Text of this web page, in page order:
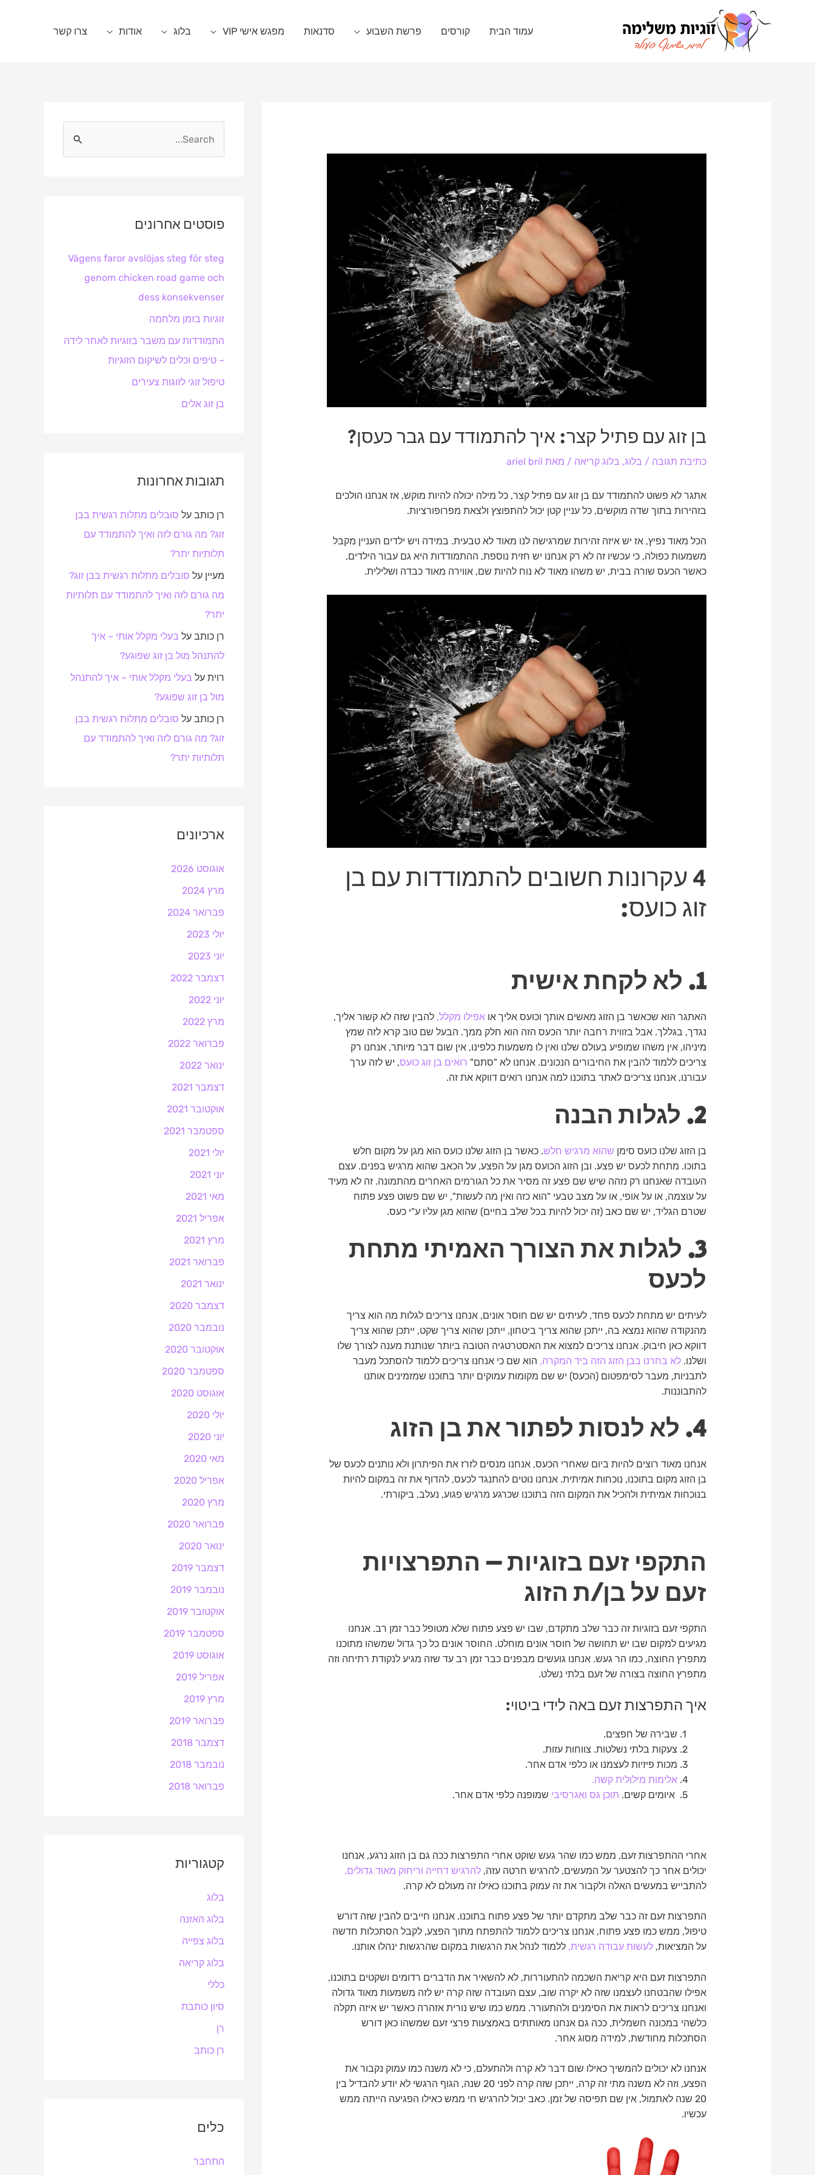
עמוד הבית קורסים פרשת השבוע סדנאות מפגש אישי VIP בלוג אודות צרו קשר
בן זוג עם פתיל קצר: איך להתמודד עם גבר כעסן?
כתיבת תגובה / בלוג, בלוג קריאה / מאת ariel bril
אתגר לא פשוט להתמודד עם בן זוג עם פתיל קצר, כל מילה יכולה להיות מוקש, אז אנחנו הולכים
בזהירות בתוך שדה מוקשים, כל עניין קטן יכול להתפוצץ ולצאת מפרופורציות.
הכל מאוד נפיץ, אז יש איזה זהירות שמרגישה לנו מאוד לא טבעית. במידה ויש ילדים העניין מקבל
משמעות כפולה, כי עכשיו זה לא רק אנחנו יש חזית נוספת, ההתמודדות היא גם עבור הילדים,
כאשר הכעס שורה בבית, יש משהו מאוד לא נוח להיות שם, אווירה מאוד כבדה ושלילית.
4 עקרונות חשובים להתמודדות עם בן
זוג כועס:
1. לא לקחת אישית
האתגר הוא שכאשר בן הזוג מאשים אותך וכועס אליך או אפילו מקלל, להבין שזה לא קשור אליך,
נגדך, בגללך. אבל בזווית רחבה יותר הכעס הזה הוא חלק ממך. הבעל שם טוב קרא לזה שמץ
מיניהו, אין משהו שמופיע בעולם שלנו ואין לו משמעות כלפינו, אין שום דבר מיותר, אנחנו רק
צריכים ללמוד להבין את החיבורים הנכונים. אנחנו לא "סתם" רואים בן זוג כועס, יש לזה ערך
עבורנו, אנחנו צריכים לאתר בתוכנו למה אנחנו רואים דווקא את זה.
2. לגלות הבנה
בן הזוג שלנו כועס סימן שהוא מרגיש חלש. כאשר בן הזוג שלנו כועס הוא מגן על מקום חלש
בתוכו. מתחת לכעס יש פצע. ובן הזוג הכועס מגן על הפצע, על הכאב שהוא מרגיש בפנים. עצם
העובדה שאנחנו רק נזהה שיש שם פצע זה מסיר את כל הגורמים האחרים מהתמונה. זה לא מעיד
על עוצמה, או על אופי, או על מצב טבעי "הוא כזה ואין מה לעשות", יש שם פשוט פצע פתוח
שטרם הגליד, יש שם כאב (זה יכול להיות בכל שלב בחיים) שהוא מגן עליו ע"י כעס.
3. לגלות את הצורך האמיתי מתחת
לכעס
לעיתים יש מתחת לכעס פחד, לעיתים יש שם חוסר אונים, אנחנו צריכים לגלות מה הוא צריך
מהנקודה שהוא נמצא בה, ייתכן שהוא צריך ביטחון, ייתכן שהוא צריך שקט, ייתכן שהוא צריך
דווקא כאן חיבוק. אנחנו צריכים למצוא את האסטרטגיה הטובה ביותר שנותנת מענה לצורך שלו
ושלנו. לא בחרנו בבן הזוג הזה ביד המקרה, הוא שם כי אנחנו צריכים ללמוד להסתכל מעבר
לתבניות, מעבר לסימפטום (הכעס) יש שם מקומות עמוקים יותר בתוכנו שמזמינים אותנו
להתבוננות.
4. לא לנסות לפתור את בן הזוג
אנחנו מאוד רוצים להיות ביום שאחרי הכעס, אנחנו מנסים לזרז את הפיתרון ולא נותנים לכעס של
בן הזוג מקום בתוכנו, נוכחות אמיתית. אנחנו נוטים להתנגד לכעס, להדוף את זה במקום להיות
בנוכחות אמיתית ולהכיל את המקום הזה בתוכנו שכרגע מרגיש פגוע, נעלב, ביקורתי.
התקפי זעם בזוגיות – התפרצויות
זעם על בן/ת הזוג
התקפי זעם בזוגיות זה כבר שלב מתקדם, שבו יש פצע פתוח שלא מטופל כבר זמן רב. אנחנו
מגיעים למקום שבו יש תחושה של חוסר אונים מוחלט. החוסר אונים כל כך גדול שמשהו מתוכנו
מתפרץ החוצה, כמו הר געש. אנחנו גועשים מבפנים כבר זמן רב עד שזה מגיע לנקודת רתיחה וזה
מתפרץ החוצה בצורה של זעם בלתי נשלט.
איך התפרצות זעם באה לידי ביטוי:
שבירה של חפצים.
צעקות בלתי נשלטות. צווחות עזות.
מכות פיזיות לעצמנו או כלפי אדם אחר.
אלימות מילולית קשה.
איומים קשים. תוכן גס ואגרסיבי שמופנה כלפי אדם אחר.
אחרי ההתפרצות זעם, ממש כמו שהר געש שוקט אחרי התפרצות ככה גם בן הזוג נרגע, אנחנו
יכולים אחר כך להצטער על המעשים, להרגיש חרטה עזה, להרגיש דחייה וריחוק מאוד גדולים,
להתבייש במעשים האלה ולקבור את זה עמוק בתוכנו כאילו זה מעולם לא קרה.
התפרצות זעם זה כבר שלב מתקדם יותר של פצע פתוח בתוכנו, אנחנו חייבים להבין שזה דורש
טיפול, ממש כמו פצע פתוח, אנחנו צריכים ללמוד להתפתח מתוך הפצע, לקבל הסתכלות חדשה
על המציאות, לעשות עבודה רגשית, ללמוד לנהל את הרגשות במקום שהרגשות ינהלו אותנו.
התפרצות זעם היא קריאת השכמה להתעוררות, לא להשאיר את הדברים רדומים ושקטים בתוכנו,
אפילו שהבטחנו לעצמנו שזה לא יקרה שוב, עצם העובדה שזה קרה יש לזה משמעות מאוד גדולה
ואנחנו צריכים לראות את הסימנים ולהתעורר. ממש כמו שיש נורית אזהרה כאשר יש איזה תקלה
כלשהי במכונה חשמלית, ככה גם אנחנו מאותתים באמצעות פרצי זעם שמשהו כאן דורש
הסתכלות מחודשת, למידה מסוג אחר.
אנחנו לא יכולים להמשיך כאילו שום דבר לא קרה ולהתעלם, כי לא משנה כמו עמוק נקבור את
הפצע, וזה לא משנה מתי זה קרה, ייתכן שזה קרה לפני 20 שנה, הגוף הרגשי לא יודע להבדיל בין
20 שנה לאתמול, אין שם תפיסה של זמן. כאב יכול להרגיש חי ממש כאילו הפגיעה הייתה ממש
עכשיו.
c
f
o
r
:
פוסטים אחרונים
Vägens faror avslöjas steg för steg
genom chicken road game och
dess konsekvenser
זוגיות בזמן מלחמה
התמודדות עם משבר בזוגיות לאחר לידה
– טיפים וכלים לשיקום הזוגיות
טיפול זוגי לזוגות צעירים
בן זוג אלים
תגובות אחרונות
רן כותב על סובלים מתלות רגשית בבן
זוג? מה גורם לזה ואיך להתמודד עם
תלותיות יתר?
מעיין על סובלים מתלות רגשית בבן זוג?
מה גורם לזה ואיך להתמודד עם תלותיות
יתר?
רן כותב על בעלי מקלל אותי – איך
להתנהל מול בן זוג שפוגע?
רוית על בעלי מקלל אותי – איך להתנהל
מול בן זוג שפוגע?
רן כותב על סובלים מתלות רגשית בבן
זוג? מה גורם לזה ואיך להתמודד עם
תלותיות יתר?
ארכיונים
אוגוסט 2026
מרץ 2024
פברואר 2024
יולי 2023
יוני 2023
דצמבר 2022
יוני 2022
מרץ 2022
פברואר 2022
ינואר 2022
דצמבר 2021
אוקטובר 2021
ספטמבר 2021
יולי 2021
יוני 2021
מאי 2021
אפריל 2021
מרץ 2021
פברואר 2021
ינואר 2021
דצמבר 2020
נובמבר 2020
אוקטובר 2020
ספטמבר 2020
אוגוסט 2020
יולי 2020
יוני 2020
מאי 2020
אפריל 2020
מרץ 2020
פברואר 2020
ינואר 2020
דצמבר 2019
נובמבר 2019
אוקטובר 2019
ספטמבר 2019
אוגוסט 2019
אפריל 2019
מרץ 2019
פברואר 2019
דצמבר 2018
נובמבר 2018
פברואר 2018
קטגוריות
בלוג
בלוג האזנה
בלוג צפייה
בלוג קריאה
כללי
סיון כותבת
רן
רן כותב
כלים
התחבר